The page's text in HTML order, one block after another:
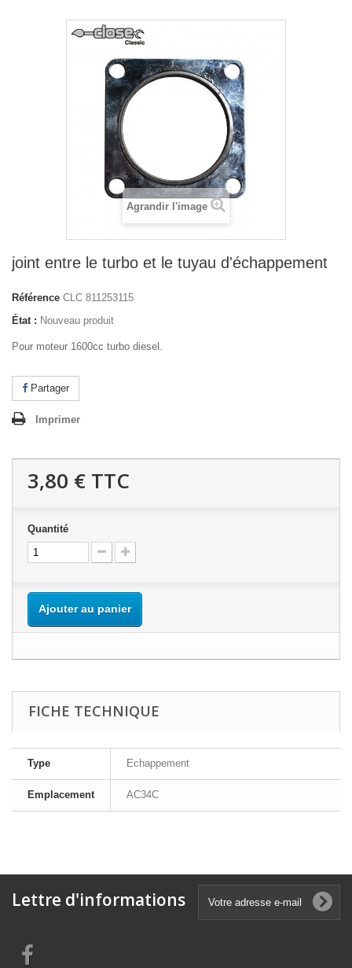
Agrandir l'image
joint entre le turbo et le tuyau d'échappement
Référence CLC 811253115
État : Nouveau produit
Pour moteur 1600cc turbo diesel.
Partager
Imprimer
3,80 € TTC
Quantité
Ajouter au panier
FICHE TECHNIQUE
Type Echappement
Emplacement AC34C
Lettre d'informations